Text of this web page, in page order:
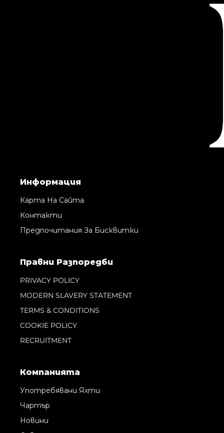
Информация
Карта На Сайта
Контакти
Предпочитания За Бисквитки
Правни Pазпоредби
PRIVACY POLICY
MODERN SLAVERY STATEMENT
TERMS & CONDITIONS
COOKIE POLICY
RECRUITMENT
Компанията
Употребявани Яхти
Чартър
Новини